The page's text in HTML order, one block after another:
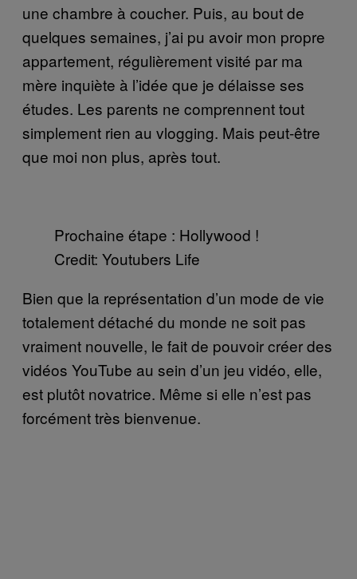
une chambre à coucher. Puis, au bout de
quelques semaines, j’ai pu avoir mon propre
appartement, régulièrement visité par ma
mère inquiète à l’idée que je délaisse ses
études. Les parents ne comprennent tout
simplement rien au vlogging. Mais peut-être
que moi non plus, après tout.
Prochaine étape : Hollywood !
Credit: Youtubers Life
Bien que la représentation d’un mode de vie
totalement détaché du monde ne soit pas
vraiment nouvelle, le fait de pouvoir créer des
vidéos YouTube au sein d’un jeu vidéo, elle,
est plutôt novatrice. Même si elle n’est pas
forcément très bienvenue.